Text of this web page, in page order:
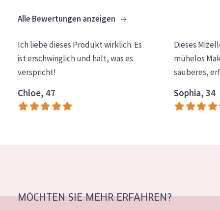
PRODUKTLINIE
Essentials
Lift+
Expert
Mischhaut und fettige Haut
Alle Bewertungen anzeigen
Ich liebe dieses Produkt wirklich. Es
ist erschwinglich und hält, was es
verspricht!
Chloe, 47
Dieses
mühelos
sauberes,
Sophia, 34
MÖCHTEN SIE MEHR ERFAHREN?